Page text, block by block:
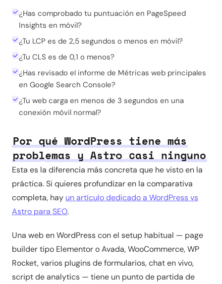
¿Has comprobado tu puntuación en PageSpeed
Insights en móvil?
¿Tu LCP es de 2,5 segundos o menos en móvil?
¿Tu CLS es de 0,1 o menos?
¿Has revisado el informe de Métricas web principales
en Google Search Console?
¿Tu web carga en menos de 3 segundos en una
conexión móvil normal?
Por qué WordPress tiene más
problemas y Astro casi ninguno
Esta es la diferencia más concreta que he visto en la
práctica. Si quieres profundizar en la comparativa
completa, hay un artículo dedicado a WordPress vs
Astro para SEO.
Una web en WordPress con el setup habitual — page
builder tipo Elementor o Avada, WooCommerce, WP
Rocket, varios plugins de formularios, chat en vivo,
script de analytics — tiene un punto de partida de